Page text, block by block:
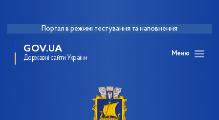
Портал в режимі тестування та наповнення
GOV.UA
Державні сайти України
Меню